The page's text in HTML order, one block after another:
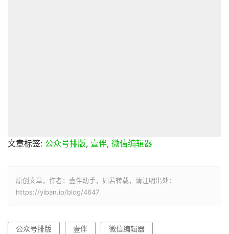
文章标签: 公众号排版, 壹伴, 微信编辑器
原创文章，作者：壹伴助手，如若转载，请注明出处：
https://yiban.io/blog/4647
公众号排版 壹伴 微信编辑器